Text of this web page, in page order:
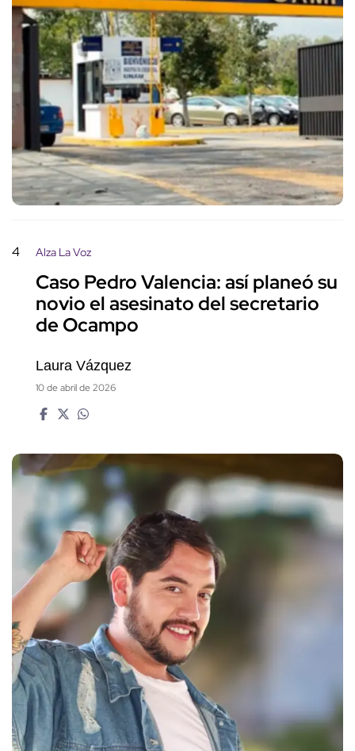
4 Alza La Voz
Caso Pedro Valencia: así planeó su
novio el asesinato del secretario
de Ocampo
Laura Vázquez
10 de abril de 2026